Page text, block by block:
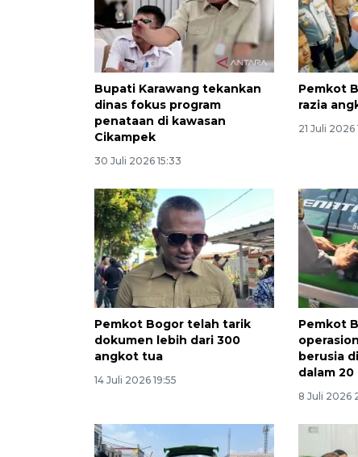
Bupati Karawang tekankan
dinas fokus program
penataan di kawasan
Cikampek
30 Juli 2026 15:33
Pemkot
razia
21 Juli 2026
Pemkot Bogor telah tarik
dokumen lebih dari 300
angkot tua
14 Juli 2026 19:55
Pemkot
berusia
dalam 20
8 Juli 2026